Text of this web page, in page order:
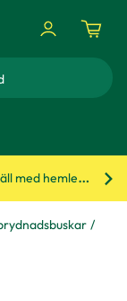
med hemleverans!